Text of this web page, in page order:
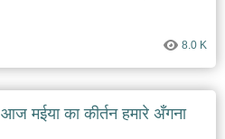
8.0 K
आज मईया का कीर्तन हमारे अँगना